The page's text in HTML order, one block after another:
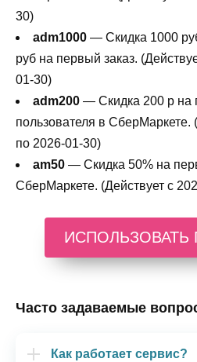
30)
adm1000 — Скидка 1000
руб на первый заказ.
01-30)
adm200 — Cкидка 200 р на
пользователя в СберМаркете.
по 2026-01-30)
am50 — Скидка 50% на
СберМаркете. (Действует с
Часто задаваемые
Как работает сервис?